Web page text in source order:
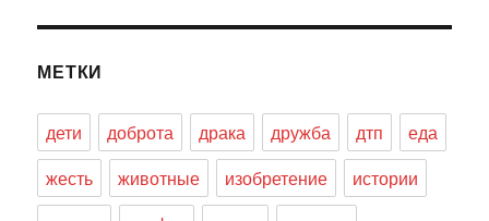
МЕТКИ
дети доброта драка дружба дтп
еда
жесть
животные изобретение
истории